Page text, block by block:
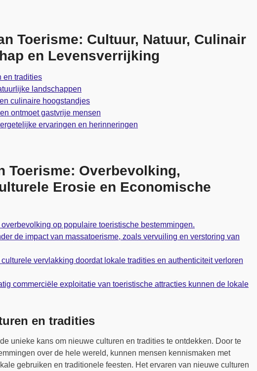
Toerisme: Cultuur, Natuur, Culinair
en Levensverrijking
en tradities
landschappen
culinaire hoogstandjes
ontmoet gastvrije mensen
ervaringen en herinneringen
Toerisme: Overbevolking,
Erosie en Economische
op populaire toeristische bestemmingen.
de impact van massatoerisme, zoals vervuiling en verstoring van
vervlakking doordat lokale tradities en authenticiteit verloren
commerciële exploitatie van toeristische attracties kunnen de lokale
en tradities
unieke kans om nieuwe culturen en tradities te ontdekken. Door te
over de hele wereld, kunnen mensen kennismaken met
gebruiken en traditionele feesten. Het ervaren van nieuwe culturen